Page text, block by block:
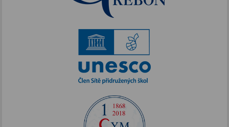
Podpora vzdělávání
Škola bez hranic
Půdní vestavba
Přírodovědné pobytové kurzy
Akce podpořené FOTOS
Alej Toma Schreckera
FOTOSKOP